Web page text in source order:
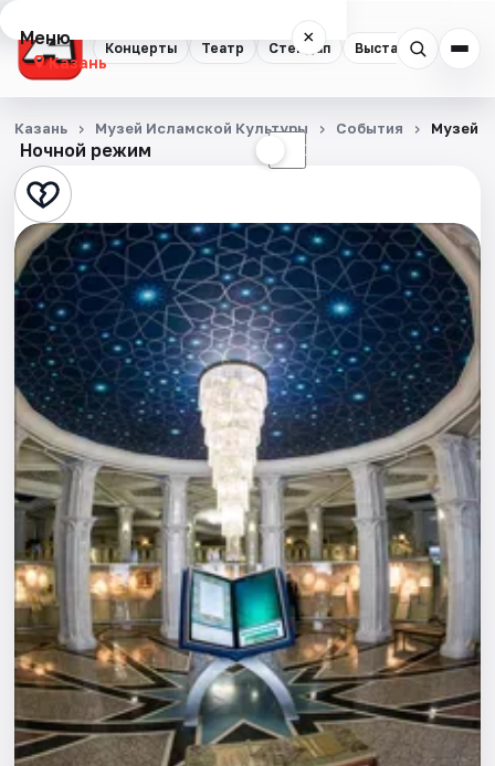
Концерты Театр Стендап Выставки
Меню ×
Казань
Концерты
Театр
Стендап
Выставки
Квесты
Экскурсии
Спорт
События
Города
Площадки
Артисты
Рейтинги
Ночной режим ☾
Казань Музей Исламской Культуры События Музей